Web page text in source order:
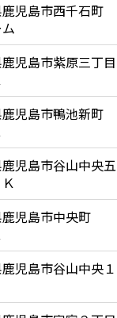
児島市西千石町
児島市紫原三丁目
児島市鴨池新町
児島市谷山中央
児島市中央町
児島市谷山中央